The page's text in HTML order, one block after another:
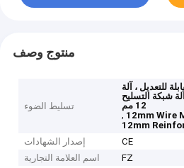
منتوج وصف
تسليط الضوء
للتعديل ، آلة
12 مم ، آلة شبكة التسليح
12 مم
, 12mm Wire
12mm
إصدار الشهادات
CE
اسم العلامة التجارية
FZ